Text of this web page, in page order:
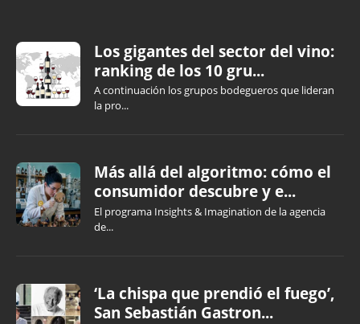
Los gigantes del sector del vino:
ranking de los 10 gru...
A continuación los grupos bodegueros que lideran
la pro...
Más allá del algoritmo: cómo el
consumidor descubre y e...
El programa Insights & Imagination de la agencia
de...
‘La chispa que prendió el fuego’,
San Sebastián Gastron...